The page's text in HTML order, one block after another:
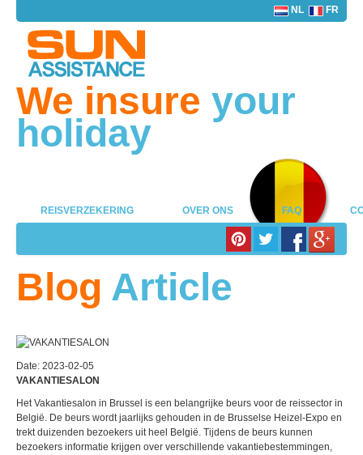
NL FR
We insure your
holiday
REISVERZEKERING OVER ONS FAQ
Blog Article
Date: 2023-02-05
VAKANTIESALON
Het Vakantiesalon in Brussel is een belangrijke beurs voor de reissector in
België. De beurs wordt jaarlijks gehouden in de Brusselse Heizel-Expo en
trekt duizenden bezoekers uit heel België. Tijdens de beurs kunnen
bezoekers informatie krijgen over verschillende vakantiebestemmingen,